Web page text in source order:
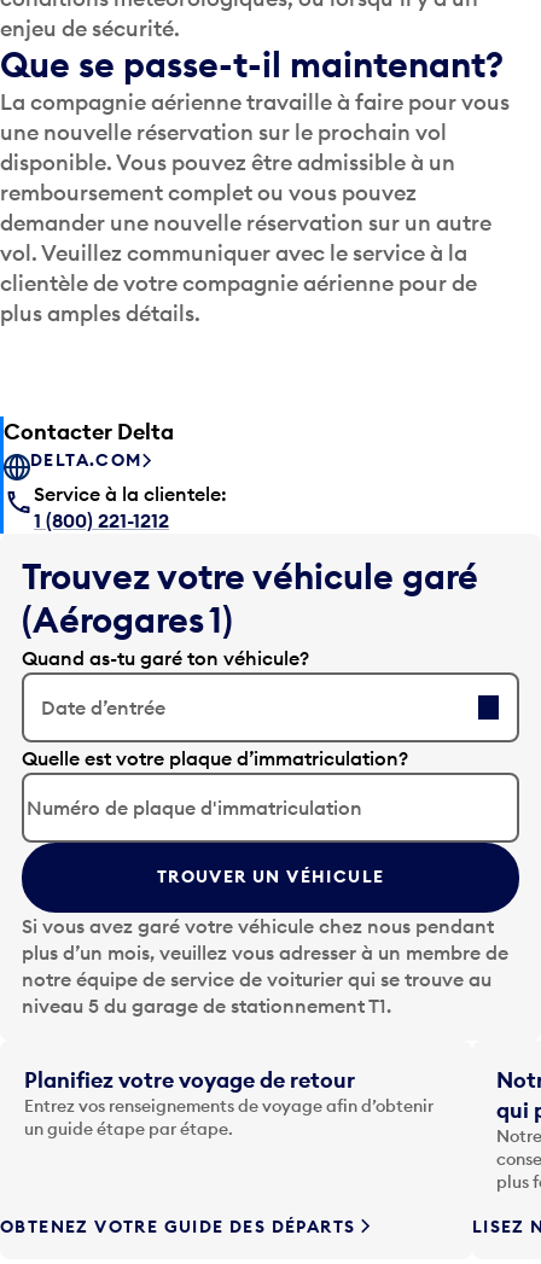
enjeu de sécurité.
Que se passe-t-il maintenant?
La compagnie aérienne travaille à faire pour vous
une nouvelle réservation sur le prochain vol
disponible. Vous pouvez être admissible à un
remboursement complet ou vous pouvez
demander une nouvelle réservation sur un autre
vol. Veuillez communiquer avec le service à la
clientèle de votre compagnie aérienne pour de
plus amples détails.
Contacter Delta
DELTA.COM
Service à la clientele:
1 (800) 221-1212
Trouvez votre véhicule garé
(Aérogares 1)
Quand as-tu garé ton véhicule?
Date d’entrée
A
p
p
u
y
e
s
u
r
l
t
o
u
F
Quelle est votre plaque d’immatriculation?
TROUVER UN VÉHICULE
Si vous avez garé votre véhicule chez nous pendant
plus d’un mois, veuillez vous adresser à un membre de
notre équipe de service de voiturier qui se trouve au
niveau 5 du garage de stationnement T1.
Planifiez votre voyage de retour
Entrez vos renseignements de voyage afin d’obtenir
un guide étape par étape.
OBTENEZ VOTRE GUIDE DES DÉPARTS
qui
plus
LISEZ